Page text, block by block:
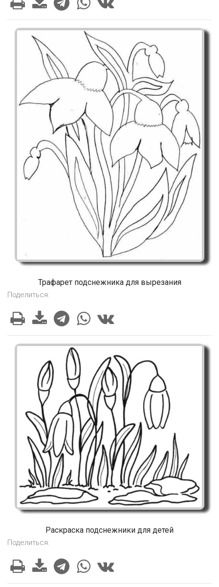
Трафарет подснежника для вырезания
Поделиться:
Раскраска подснежники для детей
Поделиться: